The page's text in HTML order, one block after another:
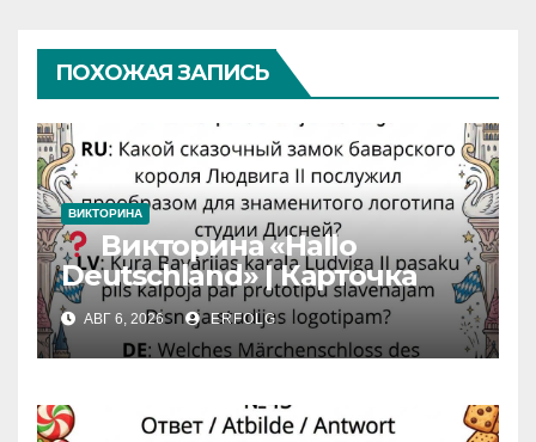
ПОХОЖАЯ ЗАПИСЬ
ВИКТОРИНА
Викторина «Hallo
Deutschland» | Карточка
№46
Замок вдохновения
Iedvesmas pils / Schloss der
Inspiration
АВГ 6, 2026 ERFOLG